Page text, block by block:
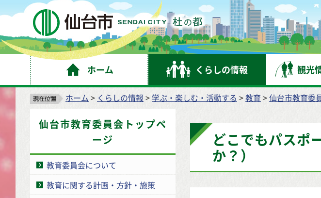
仙台市
ホーム くらしの情報 観光
ホーム > くらしの情報 > 学ぶ・楽しむ・活動する >教育 >仙台市教育委
仙台市教育委員会トップペ
ージ
教育委員会について
教育に関する計画・方針・施策
どこでもパスポ
か？）